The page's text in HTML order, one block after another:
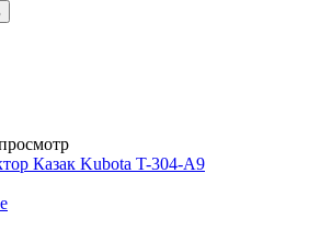
Казак Kubota T-304-A9